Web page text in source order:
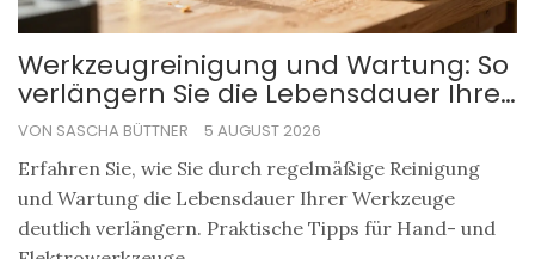
Werkzeugreinigung und Wartung: So
verlängern Sie die Lebensdauer Ihrer
Werkzeuge
VON SASCHA BÜTTNER 5 AUGUST 2026
Erfahren Sie, wie Sie durch regelmäßige Reinigung
und Wartung die Lebensdauer Ihrer Werkzeuge
deutlich verlängern. Praktische Tipps für Hand- und